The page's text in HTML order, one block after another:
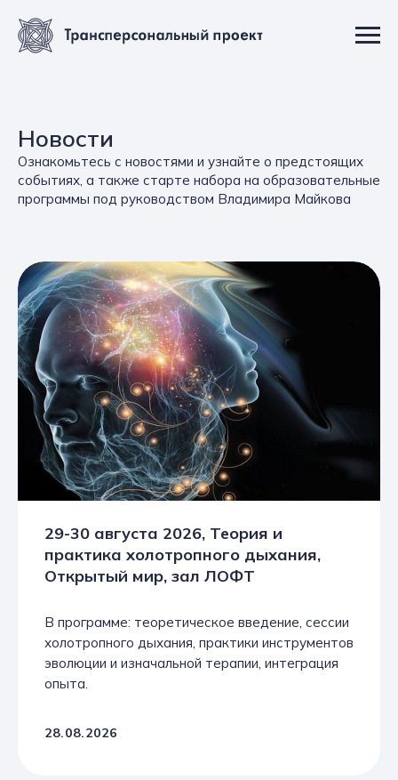
Новости
Ознакомьтесь с новостями и узнайте о предстоящих
событиях, а также старте набора на образовательные
программы под руководством Владимира Майкова
29-30 августа 2026, Теория и
практика холотропного дыхания,
Открытый мир, зал ЛОФТ
В программе: теоретическое введение, сессии
холотропного дыхания, практики инструментов
эволюции и изначальной терапии, интеграция
опыта.
28.08.2026